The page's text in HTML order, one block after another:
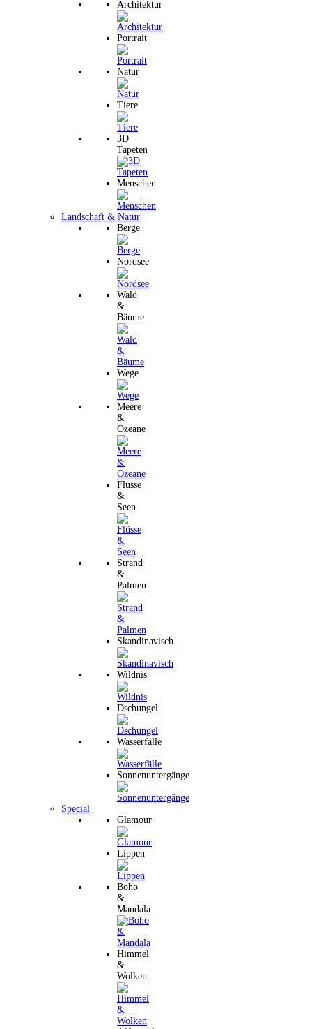
Architektur
Portrait
Natur
Tiere
3D
Tapeten
Menschen
Landschaft & Natur
Berge
Nordsee
Wald
&
Bäume
Wege
Meere
&
Ozeane
Flüsse
&
Seen
Strand
&
Palmen
Skandinavisch
Wildnis
Dschungel
Wasserfälle
Sonnenuntergänge
Special
Glamour
Lippen
Boho
&
Mandala
Himmel
&
Wolken